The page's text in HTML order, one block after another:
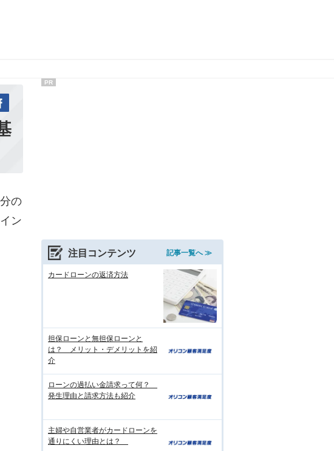
の
ン
PR
注目コンテンツ 記事一覧へ ≫
カードローンの返済方法
担保ローンと無担保ローンと
は？ メリット・デメリットを紹
介
ローンの過払い金請求って何？
発生理由と請求方法も紹介
主婦や自営業者がカードローンを
通りにくい理由とは？